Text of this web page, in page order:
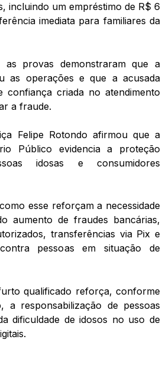
incluindo um empréstimo de R$ 6
imediata para familiares da
as provas demonstraram que a
as operações e que a acusada
confiança criada no atendimento
a fraude.
Felipe Rotondo afirmou que a
Público evidencia a proteção
idosas e consumidores
esse reforçam a necessidade
aumento de fraudes bancárias,
transferências via Pix e
pessoas em situação de
qualificado reforça, conforme
a responsabilização de pessoas
dificuldade de idosos no uso de